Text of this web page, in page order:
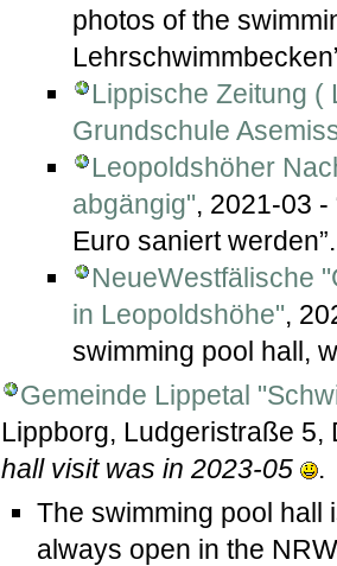
photos of the
Lippische Zeitung (
Grundschule
Leopoldshöher
abgängig", 2021-03 -
Euro saniert werden”.
NeueWestfälische
in Leopoldshöhe",
swimming pool hall,
Gemeinde Lippetal
Lippborg, Ludgeristraße 5,
hall visit was in 2023-05
.
The swimming pool hall
always open in the